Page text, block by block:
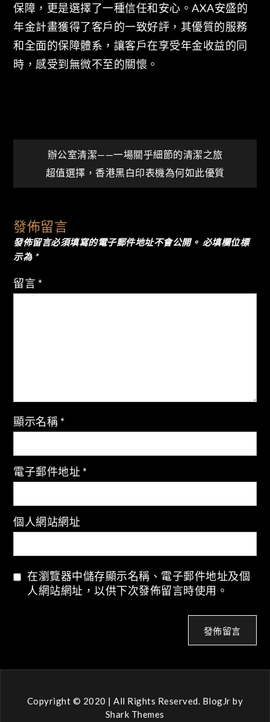
保障，更是選擇了一種信任和安心。AXA安盛的
年金計畫獲得了客戶的一致好評，其優質的服務
和全面的保障體系，讓客戶在享受年金收益的同
時，感受到無微不至的關懷。
文
章
導
覽
辦公室清潔——一場關乎細節的清潔之旅
超值選擇，香港黑白印表機為何如此優質
發佈留言
發佈留言必須填寫的電子郵件地址不會公開。 必填欄位標
示為 *
留言 *
顯示名稱 *
電子郵件地址 *
個人網站網址
在瀏覽器中儲存顯示名稱、電子郵件地址及個
人網站網址，以供下次發佈留言時使用。
Copyright © 2020 | All Rights Reserved. BlogJr by
Shark Themes